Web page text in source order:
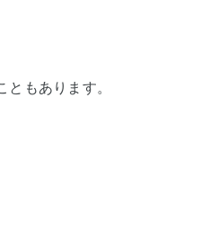
もあります。